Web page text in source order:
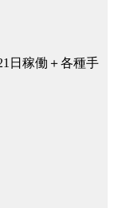
日稼働＋各種手